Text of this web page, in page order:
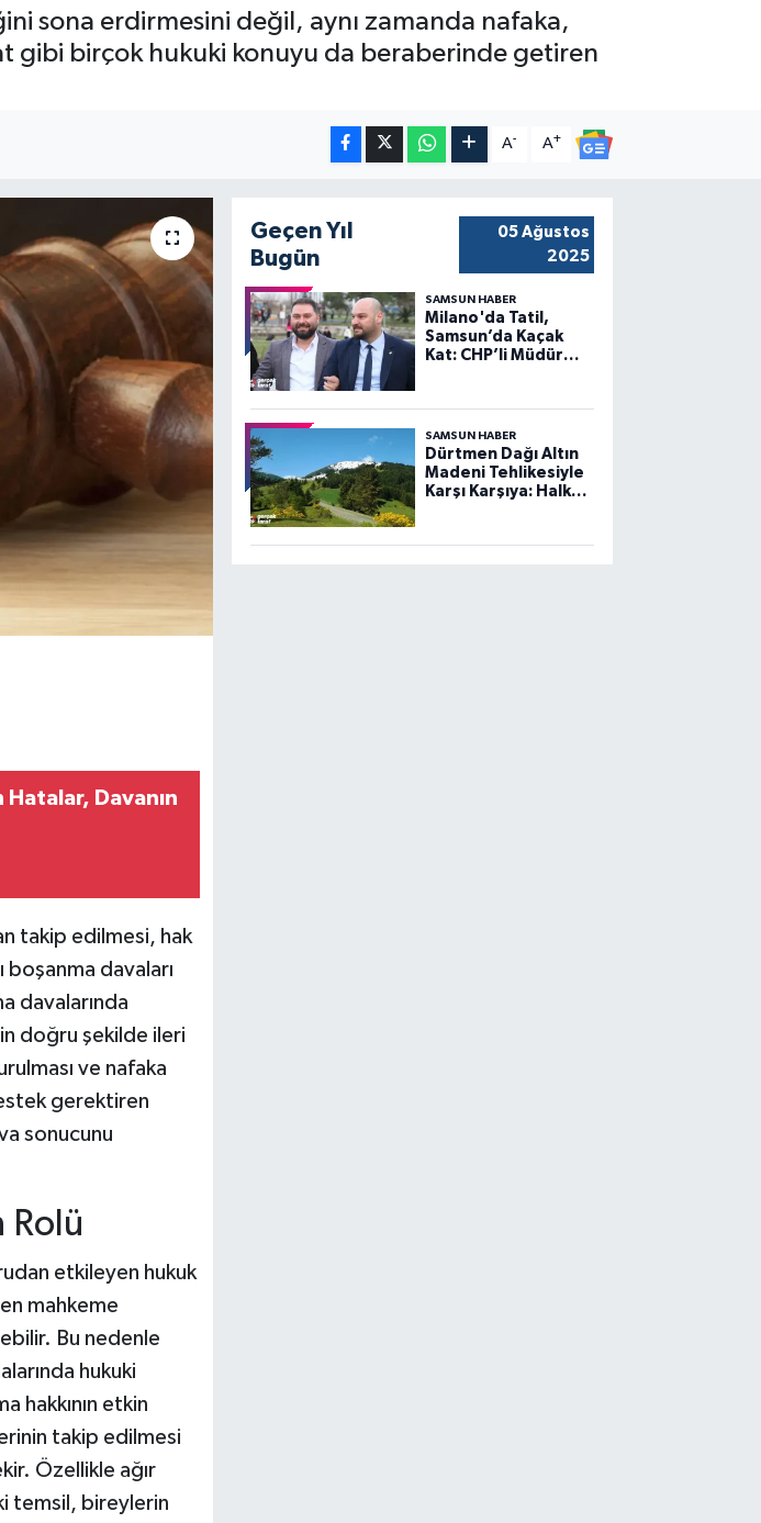
sona erdirmesini değil, aynı zamanda nafaka,
gibi birçok hukuki konuyu da beraberinde getiren
A- A+
Hatalar, Davanın
takip edilmesi, hak
boşanma davaları
davalarında
doğru şekilde ileri
ve nafaka
gerektiren
sonucunu
Rolü
etkileyen hukuk
mahkeme
Bu nedenle
hukuki
hakkının etkin
takip edilmesi
Özellikle ağır
temsil, bireylerin
Geçen Yıl
Bugün
05 Ağustos
2025
SAMSUN HABER
Milano'da Tatil,
Samsun’da Kaçak
Kat: CHP’li Müdür
SAMSUN HABER
Dürtmen Dağı Altın
Madeni Tehlikesiyle
Karşı Karşıya: Halk